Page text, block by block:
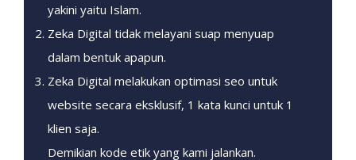
yakini yaitu Islam.
Zeka Digital tidak melayani suap menyuap
dalam bentuk apapun.
Zeka Digital melakukan optimasi seo untuk
website secara eksklusif, 1 kata kunci untuk 1
klien saja.
Demikian kode etik yang kami jalankan.